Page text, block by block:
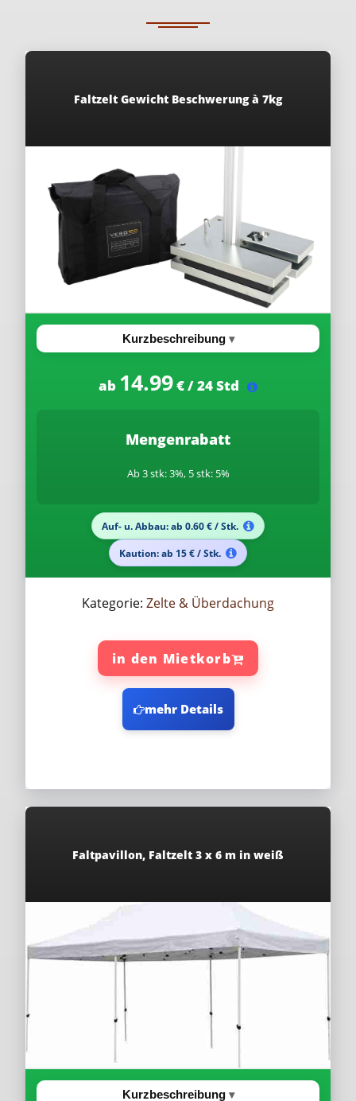
Faltzelt Gewicht Beschwerung à 7kg
Kurzbeschreibung
ab 14.99€ / 24 Std
Mengenrabatt
Ab 3 stk: 3%, 5 stk: 5%
Auf- u. Abbau: ab 0.60 € / Stk.
Kaution: ab 15 € / Stk.
Kategorie: Zelte & Überdachung
in den Mietkorb
mehr Details
Faltpavillon, Faltzelt 3 x 6 m in weiß
Kurzbeschreibung